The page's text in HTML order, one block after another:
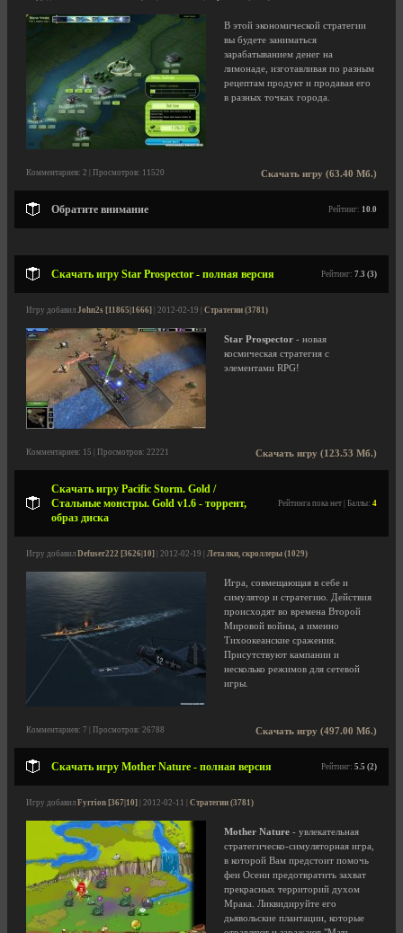
В этой экономической стратегии
вы будете заниматься
зарабатыванием денег на
лимонаде, изготавливая по разным
рецептам продукт и продавая его
в разных точках города.
Скачать игру (63.40 Мб.)
Комментариев: 2 | Просмотров: 11520
Обратите внимание Рейтинг: 10.0
Скачать игру Star Prospector - полная версия Рейтинг: 7.3 (3)
Игру добавил John2s [11865|1666] | 2012-02-19 | Стратегии (3781)
Star Prospector - новая
космическая стратегия с
элементами RPG!
Скачать игру (123.53 Мб.)
Комментариев: 15 | Просмотров: 22221
Скачать игру Pacific Storm. Gold /
Стальные монстры. Gold v1.6 - торрент,
образ диска
Рейтинга пока нет | Баллы: 4
Игру добавил Defuser222 [3626|10] | 2012-02-19 | Леталки, скроллеры (1029)
Игра, совмещающая в себе и
симулятор и стратегию. Действия
происходят во времена Второй
Мировой войны, а именно
Тихоокеанские сражения.
Присутствуют кампании и
несколько режимов для сетевой
игры.
Скачать игру (497.00 Мб.)
Комментариев: 7 | Просмотров: 26788
Скачать игру Mother Nature - полная версия Рейтинг: 5.5 (2)
Игру добавил Fyrrion [367|10] | 2012-02-11 | Стратегии (3781)
Mother Nature - увлекательная
стратегическо-симуляторная игра,
в которой Вам предстоит помочь
феи Осени предотвратить захват
прекрасных территорий духом
Мрака. Ликвидируйте его
дьявольские плантации, которые